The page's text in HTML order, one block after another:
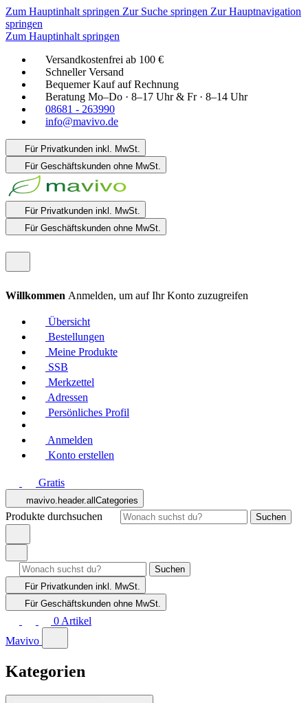
Zum Hauptinhalt springen Zur Suche springen Zur Hauptnavigation
springen
Zum Hauptinhalt springen
Versandkostenfrei ab 100 €
Schneller Versand
Bequemer Kauf auf Rechnung
Beratung Mo–Do · 8–17 Uhr & Fr · 8–14 Uhr
08681 - 263990
info@mavivo.de
Für Privatkunden inkl. MwSt.
Für Geschäftskunden ohne MwSt.
Für Privatkunden inkl. MwSt.
Für Geschäftskunden ohne MwSt.
Willkommen Anmelden, um auf Ihr Konto zuzugreifen
Übersicht
Bestellungen
Meine Produkte
SSB
Merkzettel
Adressen
Persönliches Profil
Anmelden
Konto erstellen
Gratis
mavivo.header.allCategories
Produkte durchsuchen Suchen
Suchen
Für Privatkunden inkl. MwSt.
Für Geschäftskunden ohne MwSt.
0 Artikel
Mavivo
Kategorien